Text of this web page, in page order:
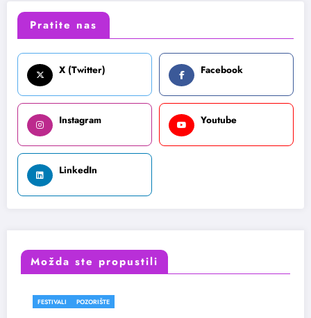
Pratite nas
X (Twitter) Facebook
Instagram Youtube
LinkedIn
Možda ste propustili
POZORIŠTE